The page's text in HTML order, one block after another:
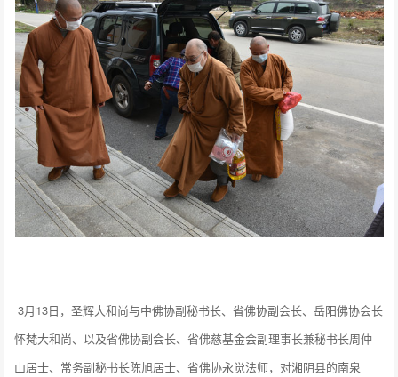
3月13日，圣辉大和尚与中佛协副秘书长、省佛协副会长、岳阳佛协会长
怀梵大和尚、以及省佛协副会长、省佛慈基金会副理事长兼秘书长周仲
山居士、常务副秘书长陈旭居士、省佛协永觉法师，对湘阴县的南泉